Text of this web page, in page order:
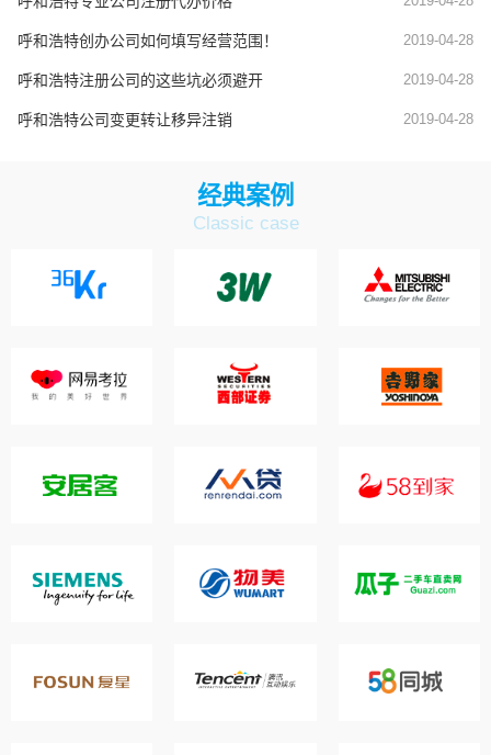
呼和浩特创办公司如何填写经营范围！ 2019-04-28
呼和浩特注册公司的这些坑必须避开 2019-04-28
呼和浩特公司变更转让移异注销 2019-04-28
经典案例
Classic case